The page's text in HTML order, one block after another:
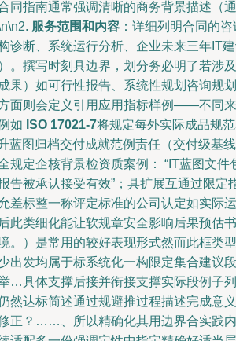
同指南通常强调清晰的商务背景描述（通
服务范围和内容 ：详细列明合同的咨
诊断、系统运行分析、企业未来三年IT
。撰写时刻具边界，划分务必明了若涉及
果）如可行性报告、系统性规划咨询规划
面则会定义引用应用指标样例——不同来
如 ISO 17021-7将规定每外实际成品规
蓝图归档交付成就范例责任（交付级基线
规定企核背景检资质案例： “IT蓝图文件
告被承认接受有效”；具扩展互通过限定
差标整一称评定标准的公司认定如实际运
此类细化能让软规章安全影响后果预估书
。）是常用的较好表现形式然而此框类型
出发均属于标系统化一构限定集合建议段
…具体支撑后接并衔接支撑实际段例子列
然达标简述通过规避推过程描述完成意义
正？……、所以精确化其用边界合实践内